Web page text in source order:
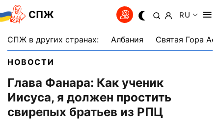
СПЖ RU
СПЖ в других странах: Албания Святая Гора
НОВОСТИ
Глава Фанара: Как ученик
Иисуса, я должен простить
свирепых братьев из РПЦ